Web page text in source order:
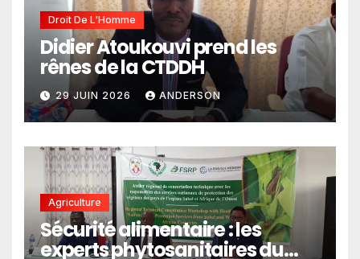
Droit De L'Homme
Didier Atoukouvi prend les
rênes de la CTDDH
29 JUIN 2026 ANDERSON
Agriculture
Sécurité alimentaire : les
experts phytosanitaires du